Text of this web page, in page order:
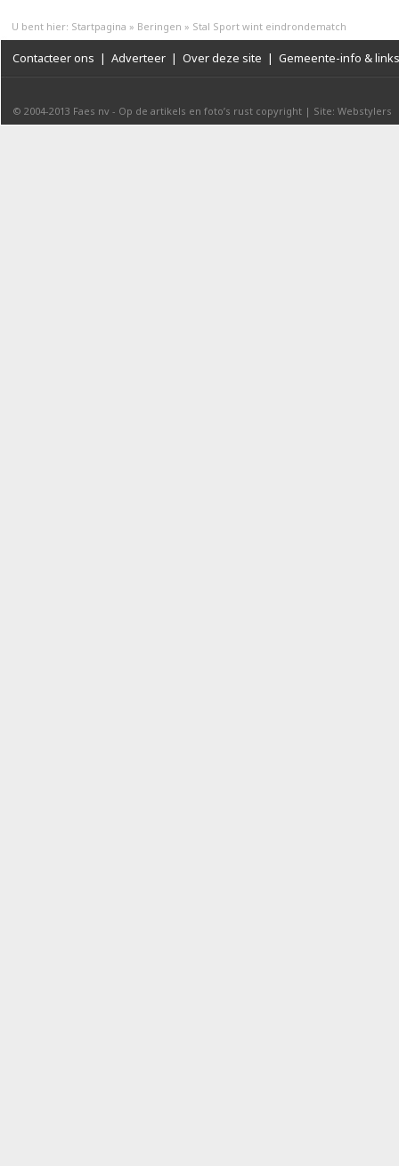
U bent hier: Startpagina » Beringen » Stal Sport wint eindrondematch
Contacteer ons | Adverteer | Over deze site | Gemeente-info & links
© 2004-2013 Faes nv - Op de artikels en foto’s rust copyright | Site: Webstylers